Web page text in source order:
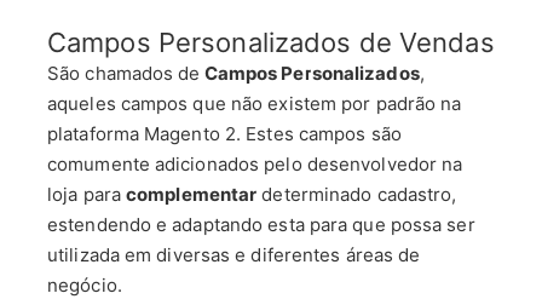
Campos Personalizados de Vendas
São chamados de Campos Personalizados,
aqueles campos que não existem por padrão na
plataforma Magento 2. Estes campos são
comumente adicionados pelo desenvolvedor na
loja para complementar determinado cadastro,
estendendo e adaptando esta para que possa ser
utilizada em diversas e diferentes áreas de
negócio.